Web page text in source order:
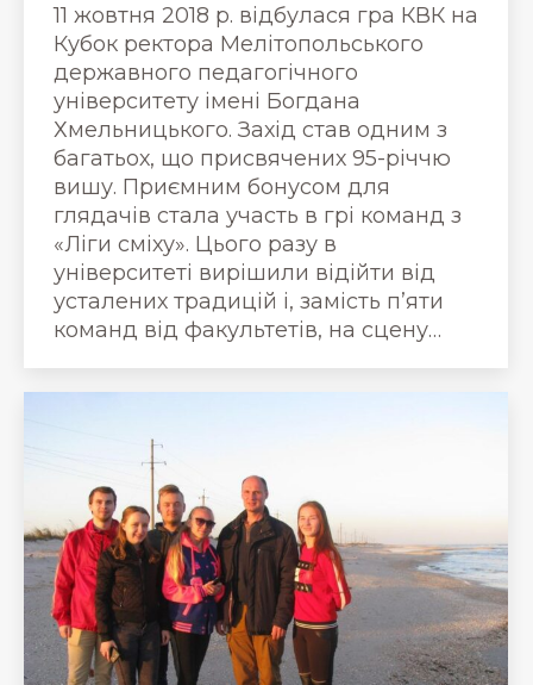
11 жовтня 2018 р. відбулася гра КВК на
Кубок ректора Мелітопольського
державного педагогічного
університету імені Богдана
Хмельницького. Захід став одним з
багатьох, що присвячених 95-річчю
вишу. Приємним бонусом для
глядачів стала участь в грі команд з
«Ліги сміху». Цього разу в
університеті вирішили відійти від
усталених традицій і, замість п’яти
команд від факультетів, на сцену…